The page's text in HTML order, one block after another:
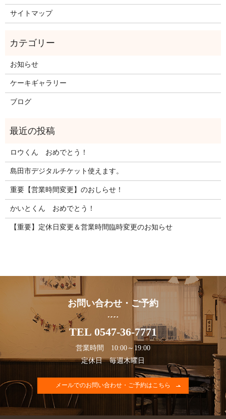
サイトマップ
お知らせ
ケーキギャラリー
ブログ
ロウくん おめでとう！
島田市デジタルチケット使えます。
重要【営業時間変更】のおしらせ！
かいとくん おめでとう！
【重要】定休日変更＆営業時間臨時変更のお知らせ
お問い合わせ・ご予約
TEL 0547-36-7771
営業時間 10:00～19:00
定休日 毎週木曜日
メールでのお問い合わせ・ご予約はこちら